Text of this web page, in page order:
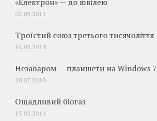
«Електрон» — до ювілею
01.09.2011
Троїстий союз третього тисячоліття
16.03.2010
Незабаром — планшети на Windows 7
20.07.2010
Ощадливий біогаз
15.02.2011